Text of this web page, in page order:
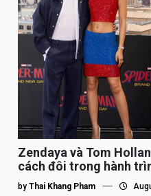
Zendaya và Tom
cách đôi trong hành
by Thai Khang Pham